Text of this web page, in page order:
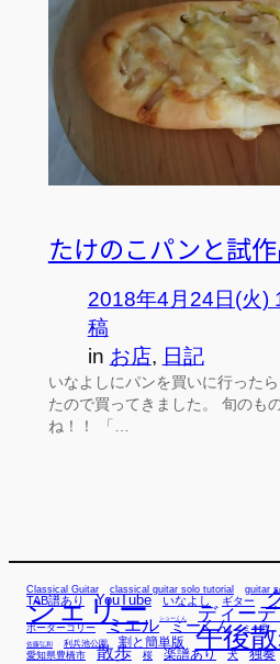
たけのこパンと試
2018年4月24日(火)
稿
in お店, 日記
いなよしにパンを買いに行った
たので買ってきました。 旬のも
ね！！ 「…
Classical Guitar classical guitar solo tutorial guitar
TAB譜あり YouTube いなよし ギター
シェリー シューくん ディー
ボーダーコリー ミエル ミーくん ミー君
佐藤弘和 利兵池公園 割と簡単版 午後
愛知県豊橋市 散歩 桜 楽譜あり 犬 独奏